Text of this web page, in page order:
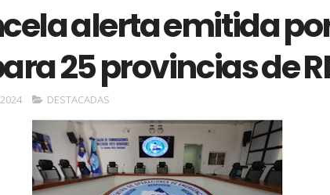
alerta emitida
25 provincias de
DESTACADAS